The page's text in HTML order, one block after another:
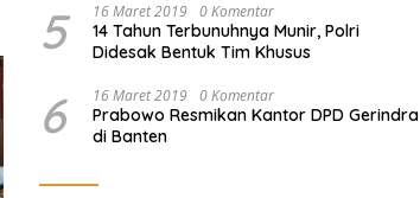
5 16 Maret 2019 0 Komentar
14 Tahun Terbunuhnya Munir, Polri
Didesak Bentuk Tim Khusus
6 16 Maret 2019 0 Komentar
Prabowo Resmikan Kantor DPD Gerindra
di Banten